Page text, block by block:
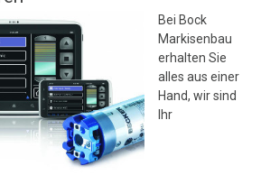
Bei Bock
Markisenbau
erhalten Sie
alles aus einer
Hand, wir sind
Ihr